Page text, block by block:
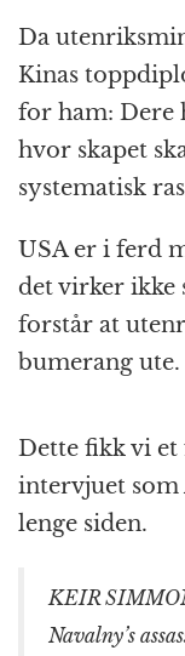
Da
Kinas
for ham: Dere
hvor skapet
systematisk
USA er i ferd
det virker ikke
forstår at
bumerang ute.
Dette fikk vi et
intervjuet som
lenge siden.
KEIR
Navalny’s